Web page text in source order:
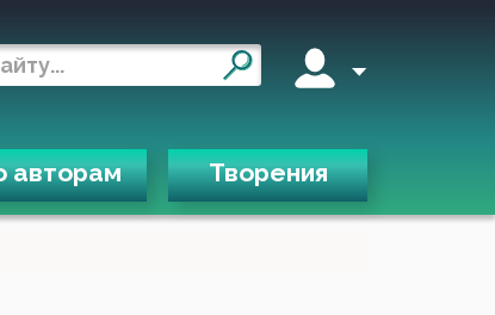
авторам Творения